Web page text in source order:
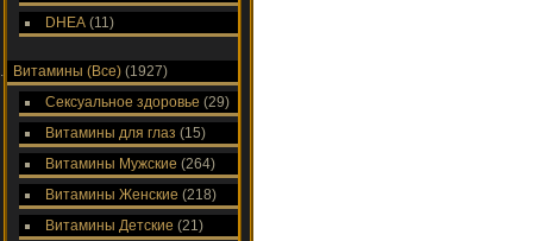
DHEA (11)
Витамины (Все) (1927)
Сексуальное здоровье (29)
Витамины для глаз (15)
Витамины Мужские (264)
Витамины Женские (218)
Витамины Детские (21)